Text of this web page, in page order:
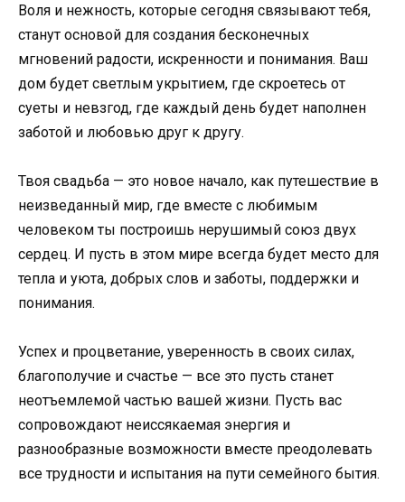
Воля и нежность, которые сегодня связывают тебя,
станут основой для создания бесконечных
мгновений радости, искренности и понимания. Ваш
дом будет светлым укрытием, где скроетесь от
суеты и невзгод, где каждый день будет наполнен
заботой и любовью друг к другу.
Твоя свадьба — это новое начало, как путешествие в
неизведанный мир, где вместе с любимым
человеком ты построишь нерушимый союз двух
сердец. И пусть в этом мире всегда будет место для
тепла и уюта, добрых слов и заботы, поддержки и
понимания.
Успех и процветание, уверенность в своих силах,
благополучие и счастье — все это пусть станет
неотъемлемой частью вашей жизни. Пусть вас
сопровождают неиссякаемая энергия и
разнообразные возможности вместе преодолевать
все трудности и испытания на пути семейного бытия.